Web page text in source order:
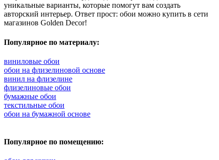
уникальные варианты, которые помогут вам создать
авторский интерьер. Ответ прост: обои можно купить в сети
магазинов Golden Decor!
Популярное по материалу:
виниловые обои
обои на флизелиновой основе
винил на флизелине
флизелиновые обои
бумажные обои
текстильные обои
обои на бумажной основе
Популярное по помещению: